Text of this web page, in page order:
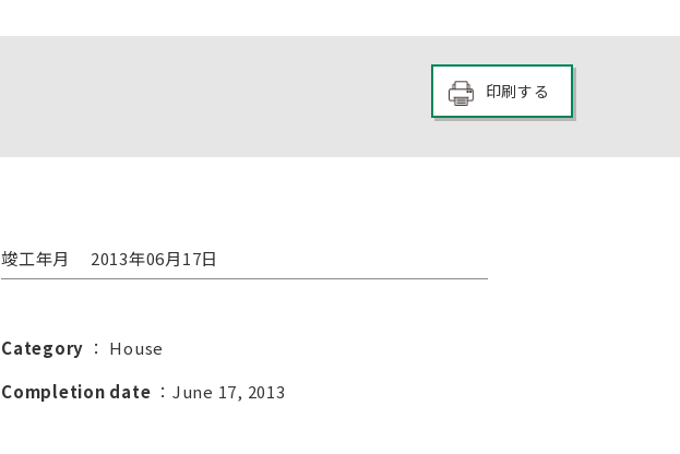
印刷する
竣工年月 2013年06月17日
Category ： House
Completion date ：June 17, 2013